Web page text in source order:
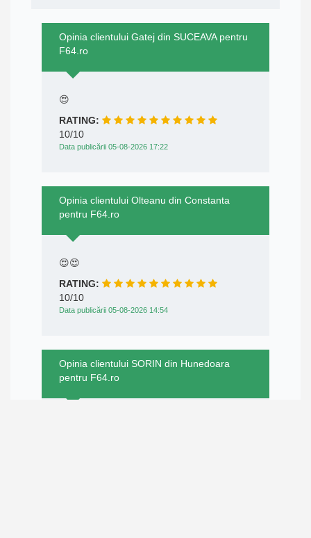
Opinia clientului Gatej din SUCEAVA pentru
F64.ro
😍
RATING:
10/10
Data publicării 05-08-2026 17:22
Opinia clientului Olteanu din Constanta
pentru F64.ro
😍😍
RATING:
10/10
Data publicării 05-08-2026 14:54
Opinia clientului SORIN din Hunedoara
pentru F64.ro